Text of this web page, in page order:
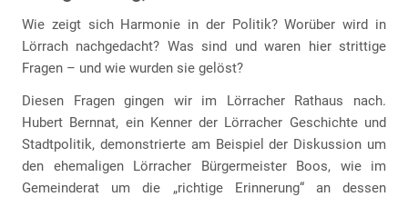
Wie zeigt sich Harmonie in der Politik? Worüber wird in
Lörrach nachgedacht? Was sind und waren hier strittige
Fragen – und wie wurden sie gelöst?
Diesen Fragen gingen wir im Lörracher Rathaus nach.
Hubert Bernnat, ein Kenner der Lörracher Geschichte und
Stadtpolitik, demonstrierte am Beispiel der Diskussion um
den ehemaligen Lörracher Bürgermeister Boos, wie im
Gemeinderat um die „richtige Erinnerung“ an dessen